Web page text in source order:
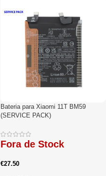
Bateria para Xiaomi 11T BM59
(SERVICE PACK)
Fora de Stock
€27.50